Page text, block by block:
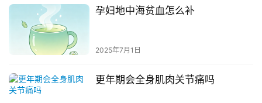
孕妇地中海贫血怎么补
2025年7月1日
更年期会全身肌肉关节痛吗